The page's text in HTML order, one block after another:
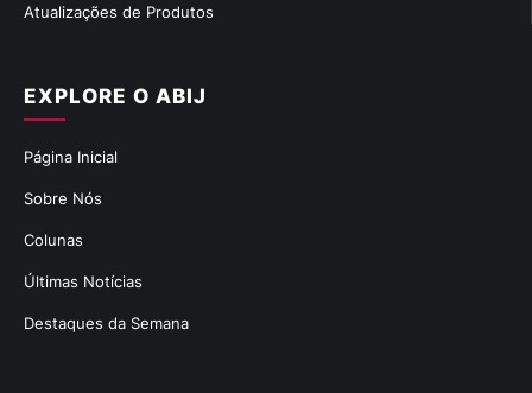
EXPLORE O ABIJ
Página Inicial
Sobre Nós
Colunas
Últimas Notícias
Destaques da Semana
Atualizações de Produtos